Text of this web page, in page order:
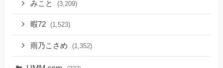
みこと (3,209)
暇72 (1,523)
雨乃こさめ (1,352)